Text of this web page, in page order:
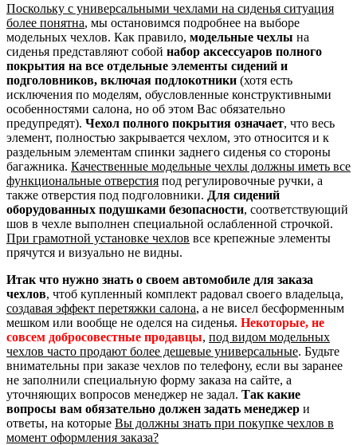
Поскольку с универсальными чехлами на сиденья ситуация
более понятна, мы остановимся подробнее на выборе
модельных чехлов. Как правило, модельные чехлы на
сиденья представляют собой набор аксессуаров полного
покрытия на все отдельные элементы сидений и
подголовников, включая подлокотники (хотя есть
исключения по моделям, обусловленные конструктивными
особенностями салона, но об этом Вас обязательно
предупредят). Чехол полного покрытия означает, что весь
элемент, полностью закрывается чехлом, это относится и к
раздельным элементам спинки заднего сиденья со стороны
багажника. Качественные модельные чехлы должны иметь все
функциональные отверстия под регулировочные ручки, а
также отверстия под подголовники. Для сидений
оборудованных подушками безопасности, соответствующий
шов в чехле выполнен специальной ослабленной строчкой.
При грамотной установке чехлов все крепежные элементы
прячутся и визуально не видны.
Итак что нужно знать о своем автомобиле для заказа
чехлов, чтоб купленный комплект радовал своего владельца,
создавая эффект перетяжки салона, а не висел бесформенным
мешком или вообще не оделся на сиденья. Некоторые, не
совсем добросовестные продавцы, под видом модельных
чехлов часто продают более дешевые универсальные. Будьте
внимательны при заказе чехлов по телефону, если вы заранее
не заполнили специальную форму заказа на сайте, а
уточняющих вопросов менеджер не задал. Так какие
вопросы вам обязательно должен задать менеджер и
ответы, на которые Вы должны знать при покупке чехлов в
момент оформления заказа?